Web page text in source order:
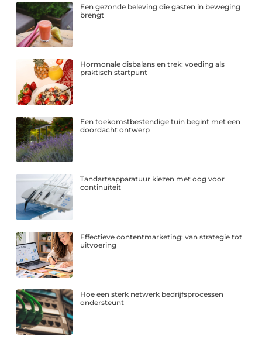
Een gezonde beleving die gasten in beweging
brengt
Hormonale disbalans en trek: voeding als
praktisch startpunt
Een toekomstbestendige tuin begint met een
doordacht ontwerp
Tandartsapparatuur kiezen met oog voor
continuïteit
Effectieve contentmarketing: van strategie tot
uitvoering
Hoe een sterk netwerk bedrijfsprocessen
ondersteunt